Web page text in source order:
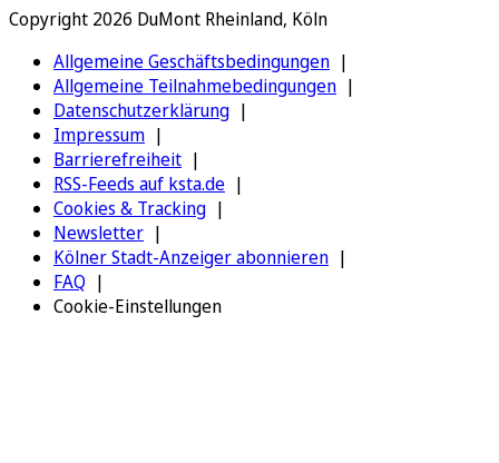
Copyright 2026 DuMont Rheinland, Köln
Allgemeine Geschäftsbedingungen
Allgemeine Teilnahmebedingungen
Datenschutzerklärung
Impressum
Barrierefreiheit
RSS-Feeds auf ksta.de
Cookies & Tracking
Newsletter
Kölner Stadt-Anzeiger abonnieren
FAQ
Cookie-Einstellungen